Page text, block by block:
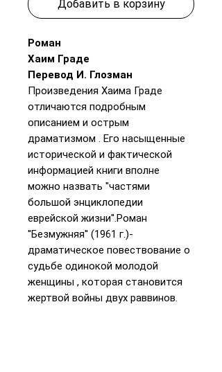
Добавить в корзину
Роман
Хаим Граде
Перевод И. Глозман
Произведения Хаима Граде
отличаются подробным
описанием и острым
драматизмом . Его насыщенные
исторической и фактической
информацией книги вполне
можно назвать ''частями
большой энциклопедии
еврейской жизни''.Роман
''Безмужняя'' (1961 г.)-
драматическое повествование о
судьбе одинокой молодой
женщины , которая становится
жертвой войны двух раввинов.